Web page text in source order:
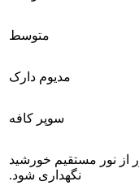
متوسط
مدیوم دارک
سوپر کافه
نور مستقیم خورشید
نگهداری شود.